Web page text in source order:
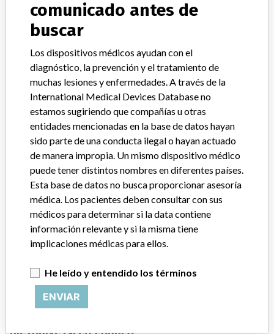
Manufacturer
ORTHO VISION™ Analyzer for ORTHO
BioVue® Cassettes
Modelo / Serial
Manufacturer Ortho Clinical Diagnostics
ACERCA DE LA BASE DE DATOS
Explore más de 120,000 registros de retiros, alertas y
notificaciones de seguridad de dispositivos médicos y sus
conexiones con los fabricantes.
Acerca de la base de datos
Contáctenos
Créditos
comunicado antes de
buscar
Los dispositivos médicos ayudan con el
diagnóstico, la prevención y el tratamiento de
muchas lesiones y enfermedades. A través de la
International Medical Devices Database no
estamos sugiriendo que compañías u otras
entidades mencionadas en la base de datos hayan
sido parte de una conducta ilegal o hayan actuado
de manera impropia. Un mismo dispositivo médico
puede tener distintos nombres en diferentes países.
Esta base de datos no busca proporcionar asesoría
médica. Los pacientes deben consultar con sus
médicos para determinar si la data contiene
información relevante y si la misma tiene
implicaciones médicas para ellos.
He leído y entendido los términos
ENVIAR